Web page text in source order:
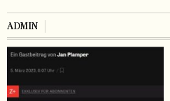
ADMIN